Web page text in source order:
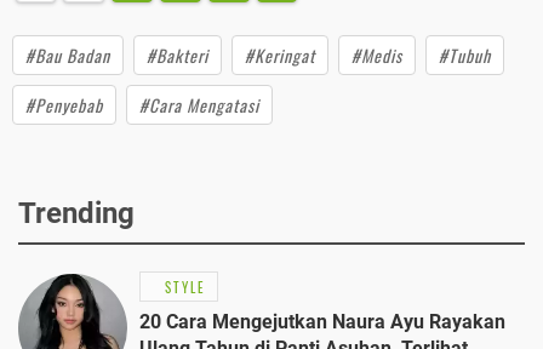
#Bau Badan #Bakteri #Keringat #Medis
#Tubuh
#Penyebab
#Cara Mengatasi
Trending
STYLE
20 Cara Mengejutkan Naura Ayu Rayakan